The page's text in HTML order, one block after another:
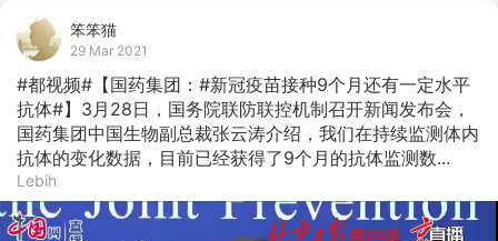
笨笨猫
29 Mar 2021
#都视频#【国药集团：#新冠疫苗接种9个月还有一定水平
抗体#】3月28日，国务院联防联控机制召开新闻发布会，
国药集团中国生物副总裁张云涛介绍，我们在持续监测体内
抗体的变化数据，目前已经获得了9个月的抗体监测数...
Lebih